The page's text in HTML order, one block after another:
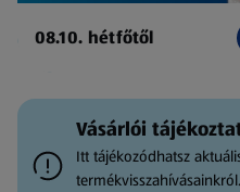
08.10. hétfőtől
Vásárlói
Itt tájékozódhatsz
termékvisszahívásainkról.